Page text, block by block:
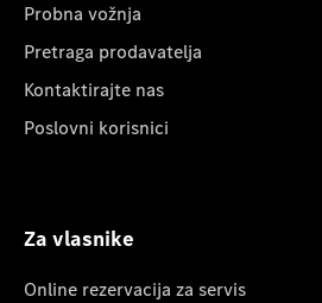
Probna vožnja
Pretraga prodavatelja
Kontaktirajte nas
Poslovni korisnici
Za vlasnike
Online rezervacija za servis